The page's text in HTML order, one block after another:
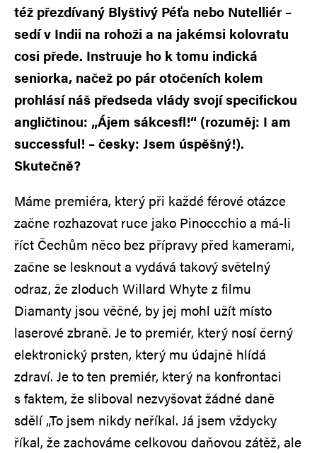
též přezdívaný Blyštivý Péťa nebo Nutelliér –
sedí v Indii na rohoži a na jakémsi kolovratu
cosi přede. Instruuje ho k tomu indická
seniorka, načež po pár otočeních kolem
prohlásí náš předseda vlády svojí specifickou
angličtinou: „Ájem sákcesfl!“ (rozuměj: I am
successful! – česky: Jsem úspěšný!).
Skutečně?
Máme premiéra, který při každé férové otázce
začne rozhazovat ruce jako Pinoccchio a má-li
říct Čechům něco bez přípravy před kamerami,
začne se lesknout a vydává takový světelný
odraz, že zloduch Willard Whyte z filmu
Diamanty jsou věčné, by jej mohl užít místo
laserové zbraně. Je to premiér, který nosí černý
elektronický prsten, který mu údajně hlídá
zdraví. Je to ten premiér, který na konfrontaci
s faktem, že sliboval nezvyšovat žádné daně
sdělí „To jsem nikdy neříkal. Já jsem vždycky
říkal, že zachováme celkovou daňovou zátěž, ale